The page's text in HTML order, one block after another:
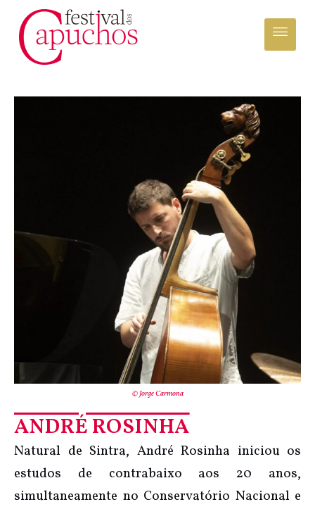
© Jorge Carmona
ANDRÉ ROSINHA
Natural de Sintra, André Rosinha iniciou os
estudos de contrabaixo aos 20 anos,
simultaneamente no Conservatório Nacional e